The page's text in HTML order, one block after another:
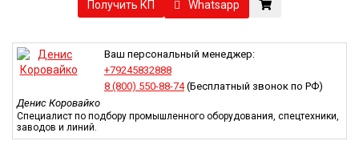
Подключение: G3/8;
Получить КП Whatsapp
Ваш персональный менеджер:
+79245832888
8 (800) 550-88-74(Бесплатный звонок по РФ)
Денис Коровайко
Специалист по подбору промышленного оборудования, спецтехники,
заводов и линий.